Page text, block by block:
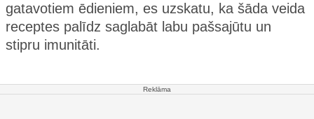
gatavotiem ēdieniem, es uzskatu, ka šāda veida
receptes palīdz saglabāt labu pašsajūtu un
stipru imunitāti.
Reklāma